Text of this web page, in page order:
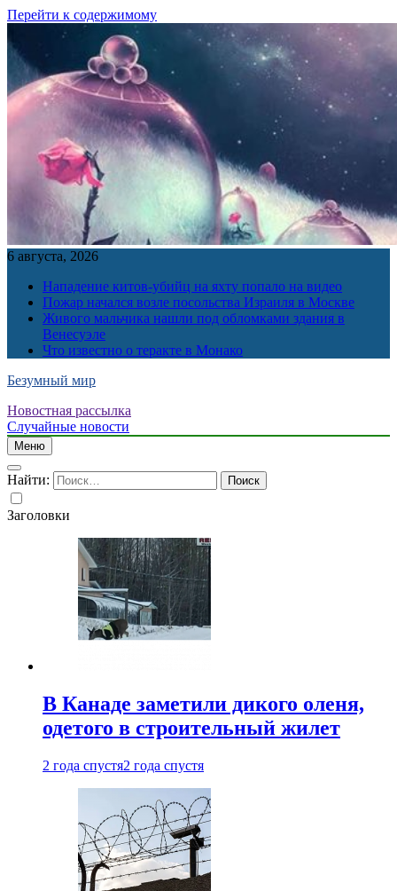
Перейти к содержимому
6 августа, 2026
Нападение китов-убийц на яхту попало на видео
Пожар начался возле посольства Израиля в Москве
Живого мальчика нашли под обломками здания в
Венесуэле
Что известно о теракте в Монако
Безумный мир
Новостная рассылка
Случайные новости
Меню
Найти:
Заголовки
В Канаде заметили дикого оленя,
одетого в строительный жилет
2 года спустя2 года спустя